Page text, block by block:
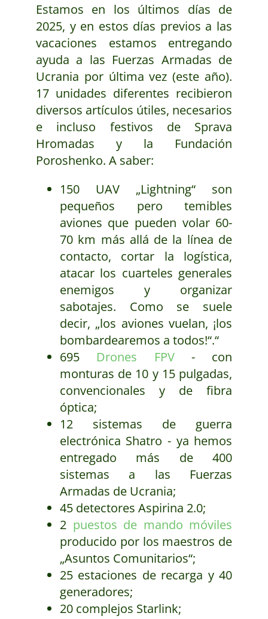
Estamos en los últimos días de
2025, y en estos días previos a las
vacaciones estamos entregando
ayuda a las Fuerzas Armadas de
Ucrania por última vez (este año).
17 unidades diferentes recibieron
diversos artículos útiles, necesarios
e incluso festivos de Sprava
Hromadas y la Fundación
Poroshenko. A saber:
150 UAV „Lightning“ son
pequeños pero temibles
aviones que pueden volar 60-
70 km más allá de la línea de
contacto, cortar la logística,
atacar los cuarteles generales
enemigos y organizar
sabotajes. Como se suele
decir, „los aviones vuelan, ¡los
bombardearemos a todos!“.“
695 Drones FPV- con
monturas de 10 y 15 pulgadas,
convencionales y de fibra
óptica;
12 sistemas de guerra
electrónica Shatro - ya hemos
entregado más de 400
sistemas a las Fuerzas
Armadas de Ucrania;
45 detectores Aspirina 2.0;
2 puestos de mando móviles
producido por los maestros de
„Asuntos Comunitarios“;
25 estaciones de recarga y 40
generadores;
20 complejos Starlink;